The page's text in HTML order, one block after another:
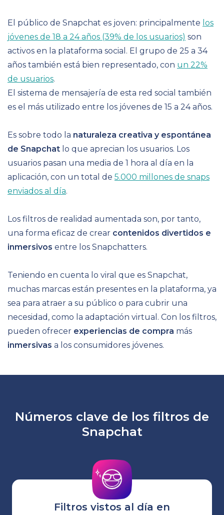
El público de Snapchat es joven: principalmente los
jóvenes de 18 a 24 años (39% de los usuarios) son
activos en la plataforma social. El grupo de 25 a 34
años también está bien representado, con un 22%
de usuarios.
El sistema de mensajería de esta red social también
es el más utilizado entre los jóvenes de 15 a 24 años.
Es sobre todo la naturaleza creativa y espontánea
de Snapchat lo que aprecian los usuarios. Los
usuarios pasan una media de 1 hora al día en la
aplicación, con un total de 5.000 millones de snaps
enviados al día.
Los filtros de realidad aumentada son, por tanto,
una forma eficaz de crear contenidos divertidos e
inmersivos entre los Snapchatters.
Teniendo en cuenta lo viral que es Snapchat,
muchas marcas están presentes en la plataforma, ya
sea para atraer a su público o para cubrir una
necesidad, como la adaptación virtual. Con los filtros,
pueden ofrecer experiencias de compra más
inmersivas a los consumidores jóvenes.
Números clave de los filtros de
Snapchat
Filtros vistos al día en